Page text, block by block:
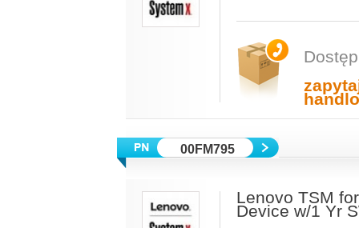
00FM795
Lenovo TSM
Device w/1 Yr